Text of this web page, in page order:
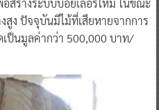
สร้างระบบบอยเลอร์ใหม่ ในขณะ
ง ปัจจุบันมีไม้ที่เสียหายจากการ
ป็นมูลค่ากว่า 500,000 บาท/